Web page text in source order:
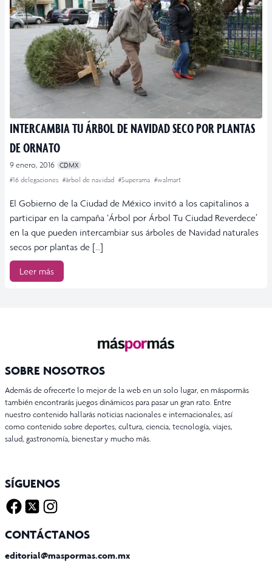
INTERCAMBIA TU ÁRBOL DE NAVIDAD SECO POR PLANTAS
DE ORNATO
9 enero, 2016 CDMX
#16 delegaciones #árbol de navidad #Superama #walmart
El Gobierno de la Ciudad de México invitó a los capitalinos a
participar en la campaña ‘Árbol por Árbol Tu Ciudad Reverdece’
en la que pueden intercambiar sus árboles de Navidad naturales
secos por plantas de […]
Leer más
SOBRE NOSOTROS
Además de ofrecerte lo mejor de la web en un solo lugar, en máspormás
también encontrarás juegos dinámicos para pasar un gran rato. Entre
nuestro contenido hallarás noticias nacionales e internacionales, así
como contenido sobre deportes, cultura, ciencia, tecnología, viajes,
salud, gastronomía, bienestar y mucho más.
SÍGUENOS
CONTÁCTANOS
editorial@maspormas.com.mx